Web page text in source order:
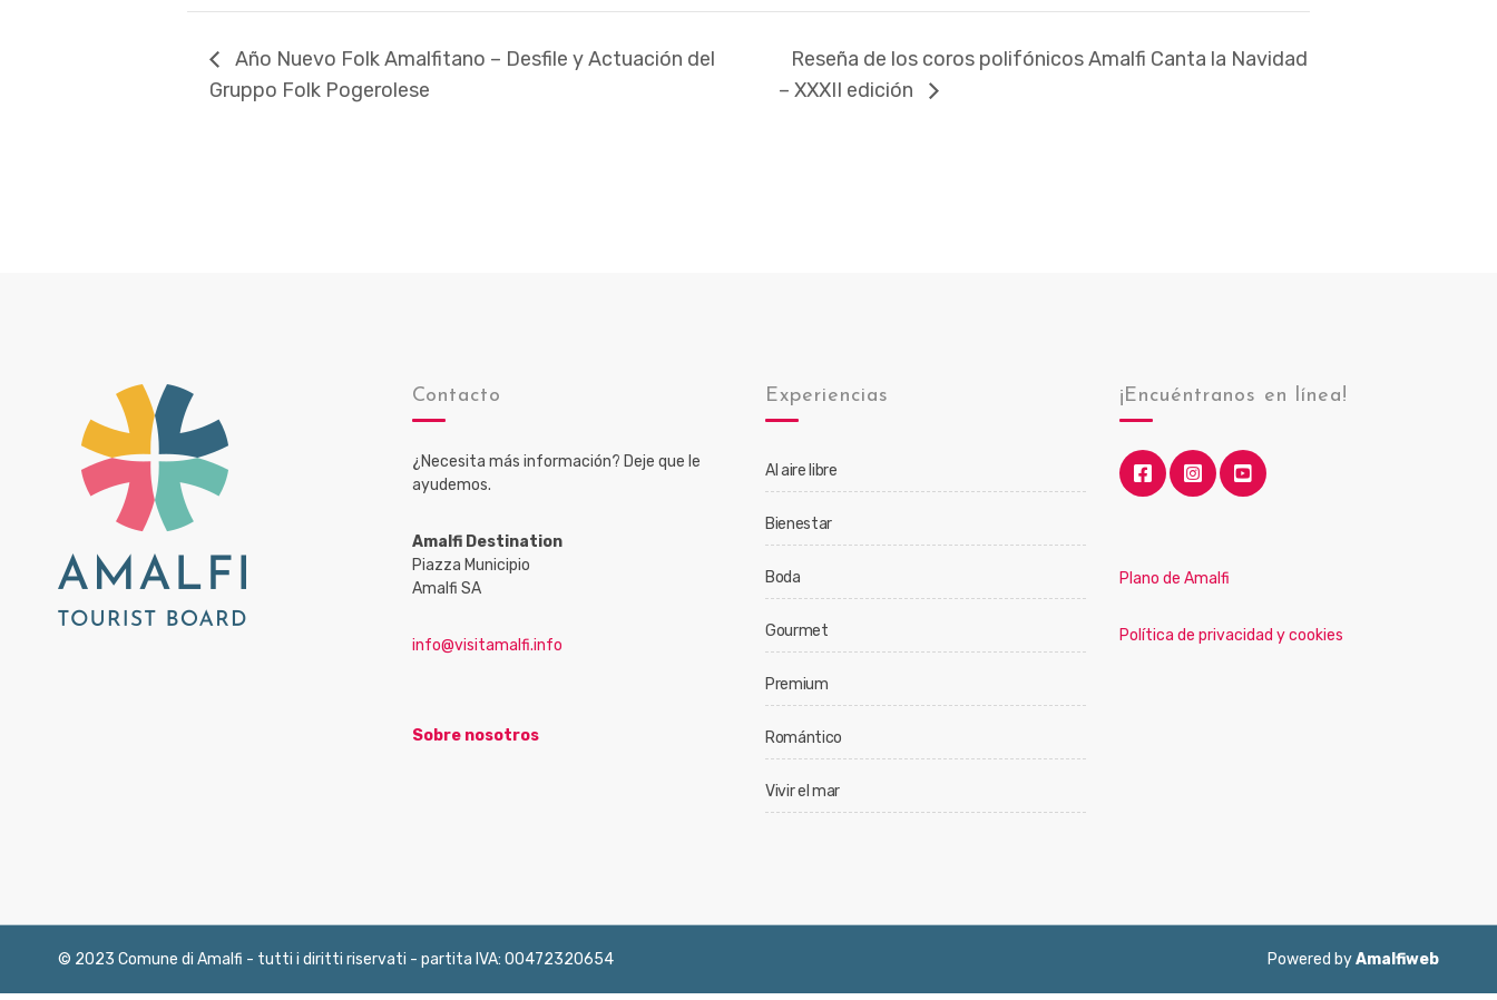
Año Nuevo Folk Amalfitano – Desfile y Actuación del
Gruppo Folk Pogerolese
Reseña de los coros polifónicos Amalfi Canta la Navidad
– XXXII edición
Contacto
¿Necesita más información? Deje que le
ayudemos.
Amalfi Destination
Piazza Municipio
Amalfi SA
info@visitamalfi.info
Sobre nosotros
Experiencias
Al aire libre
Bienestar
Boda
Gourmet
Premium
Romántico
Vivir el mar
¡Encuéntranos en línea!
Plano de Amalfi
Política de privacidad y cookies
© 2023 Comune di Amalfi - tutti i diritti riservati - partita IVA: 00472320654 Powered byAmalfiweb